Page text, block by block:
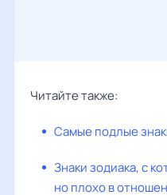
Читайте также:
Самые подлые
Знаки зодиака, с
но плохо в